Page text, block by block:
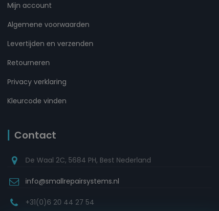
Mijn account
Algemene voorwaarden
Levertijden en verzenden
Retourneren
Privacy verklaring
Kleurcode vinden
Contact
De Waal 2C, 5684 PH, Best Nederland
info@smallrepairsystems.nl
+31(0)6 20 44 27 54